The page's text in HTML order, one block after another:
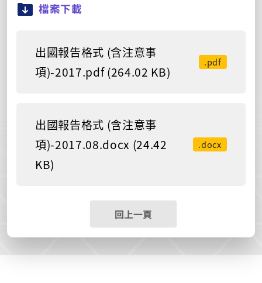
檔案下載
出國報告格式 (含注意事
項)-2017.pdf (264.02 KB)
.pdf
出國報告格式 (含注意事
項)-2017.08.docx (24.42
KB)
.docx
回上一頁